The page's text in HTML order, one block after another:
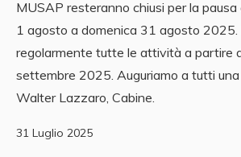
MUSAP resteranno chiusi per la
1 agosto a domenica 31 agosto 2025.
regolarmente tutte le attività a partire
settembre 2025. Auguriamo a tutti
Walter Lazzaro, Cabine.
31 Luglio 2025